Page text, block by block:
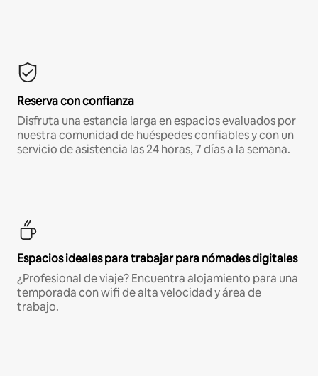
Reserva con confianza
Disfruta una estancia larga en espacios evaluados por
nuestra comunidad de huéspedes confiables y con un
servicio de asistencia las 24 horas, 7 días a la semana.
Espacios ideales para trabajar para nómades digitales
¿Profesional de viaje? Encuentra alojamiento para una
temporada con wifi de alta velocidad y área de
trabajo.